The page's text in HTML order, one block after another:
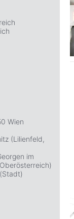
Wien
(Lilienfeld,
im